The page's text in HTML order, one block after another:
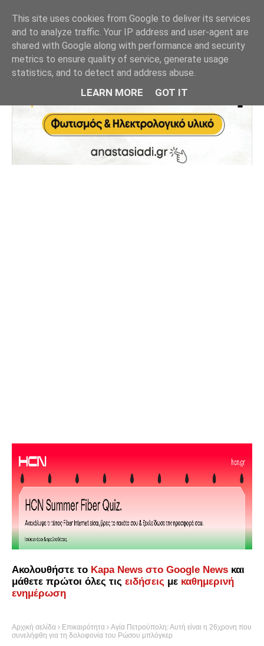
Ακολουθήστε το Kapa News στο Google News και
μάθετε πρώτοι όλες τις ειδήσεις με καθημερινή
ενημέρωση
Αρχική σελίδα Επικαιρότητα
Αγία Πετρούπολη: Αυτή είναι η 26χρονη που
συνελήφθη για τη δολοφονία του Ρώσου μπλόγκερ
This site uses cookies from Google to deliver its services
and to analyze traffic. Your IP address and user-agent are
shared with Google along with performance and security
metrics to ensure quality of service, generate usage
statistics, and to detect and address abuse.
LEARN MORE GOT IT